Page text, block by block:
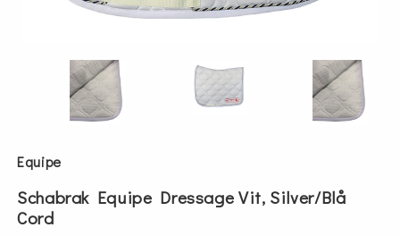
Equipe
Schabrak Equipe Dressage Vit, Silver/Blå
Cord